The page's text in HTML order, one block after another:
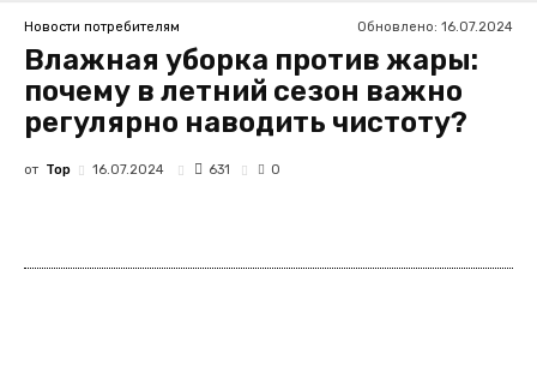
Новости потребителям Обновлено: 16.07.2024
Влажная уборка против жары:
почему в летний сезон важно
регулярно наводить чистоту?
от Top 16.07.2024 631 0